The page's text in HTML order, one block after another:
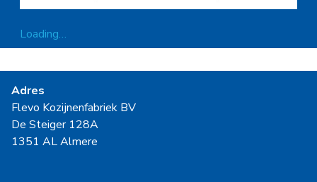
Loading…
Adres
Flevo Kozijnenfabriek BV
De Steiger 128A
1351 AL Almere